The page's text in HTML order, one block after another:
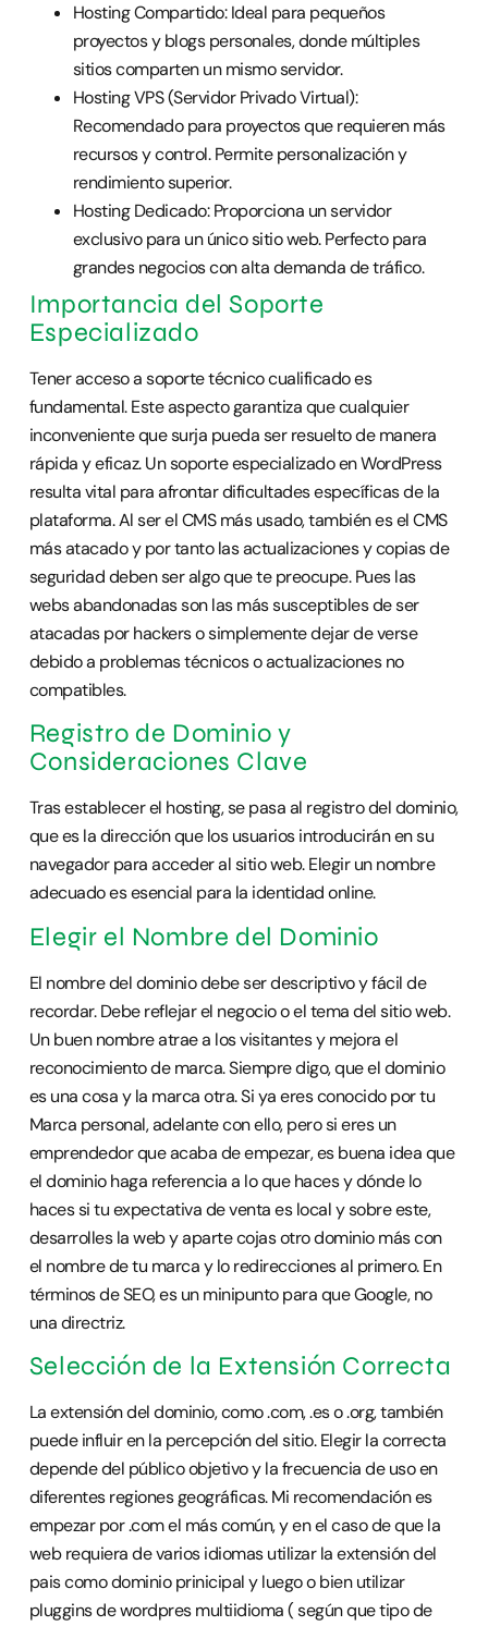
Hosting Compartido: Ideal para pequeños
proyectos y blogs personales, donde múltiples
sitios comparten un mismo servidor.
Hosting VPS (Servidor Privado Virtual):
Recomendado para proyectos que requieren más
recursos y control. Permite personalización y
rendimiento superior.
Hosting Dedicado: Proporciona un servidor
exclusivo para un único sitio web. Perfecto para
grandes negocios con alta demanda de tráfico.
Importancia del Soporte
Especializado
Tener acceso a soporte técnico cualificado es
fundamental. Este aspecto garantiza que cualquier
inconveniente que surja pueda ser resuelto de manera
rápida y eficaz. Un soporte especializado en WordPress
resulta vital para afrontar dificultades específicas de la
plataforma. Al ser el CMS más usado, también es el CMS
más atacado y por tanto las actualizaciones y copias de
seguridad deben ser algo que te preocupe. Pues las
webs abandonadas son las más susceptibles de ser
atacadas por hackers o simplemente dejar de verse
debido a problemas técnicos o actualizaciones no
compatibles.
Registro de Dominio y
Consideraciones Clave
Tras establecer el hosting, se pasa al registro del dominio,
que es la dirección que los usuarios introducirán en su
navegador para acceder al sitio web. Elegir un nombre
adecuado es esencial para la identidad online.
Elegir el Nombre del Dominio
El nombre del dominio debe ser descriptivo y fácil de
recordar. Debe reflejar el negocio o el tema del sitio web.
Un buen nombre atrae a los visitantes y mejora el
reconocimiento de marca. Siempre digo, que el dominio
es una cosa y la marca otra. Si ya eres conocido por tu
Marca personal, adelante con ello, pero si eres un
emprendedor que acaba de empezar, es buena idea que
el dominio haga referencia a lo que haces y dónde lo
haces si tu expectativa de venta es local y sobre este,
desarrolles la web y aparte cojas otro dominio más con
el nombre de tu marca y lo redirecciones al primero. En
términos de SEO, es un minipunto para que Google, no
una directriz.
Selección de la Extensión Correcta
La extensión del dominio, como .com, .es o .org, también
puede influir en la percepción del sitio. Elegir la correcta
depende del público objetivo y la frecuencia de uso en
diferentes regiones geográficas. Mi recomendación es
empezar por .com el más común, y en el caso de que la
web requiera de varios idiomas utilizar la extensión del
pais como dominio prinicipal y luego o bien utilizar
pluggins de wordpres multiidioma ( según que tipo de